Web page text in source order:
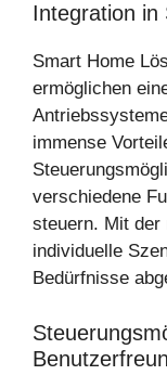
Integration in
Smart Home
ermöglichen
immense
verschiedene
steuern. Mit der
individuelle
Bedürfnisse